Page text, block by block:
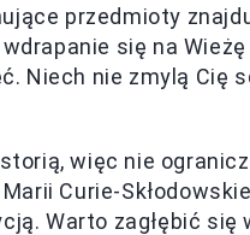
przedmioty
się na
Niech nie zmylą Cię
więc nie
Curie-
Warto zagłębić